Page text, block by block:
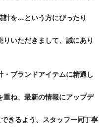
計を…という方にぴったり
いただきまして、誠にあり
ブランドアイテムに精通し
重ね、最新の情報にアップデ
きるよう、スタッフ一同丁寧